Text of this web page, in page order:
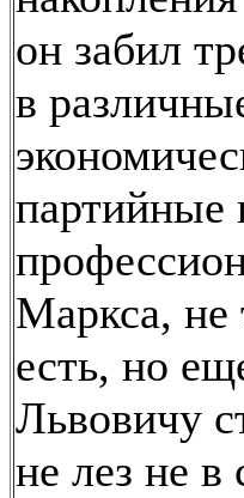
он забил
в
партийные
Маркса, не
есть, но
Львовичу
не лез не в